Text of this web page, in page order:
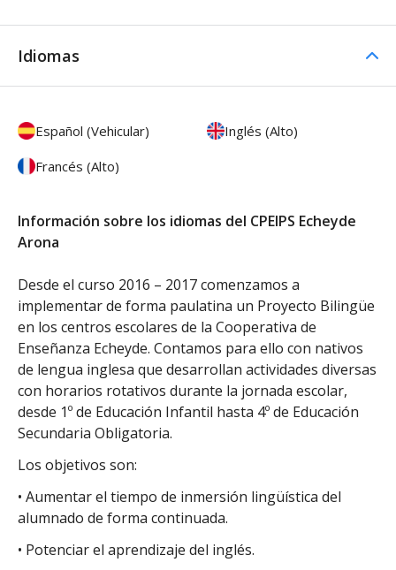
Idiomas
Español (Vehicular)
Inglés (Alto)
Francés (Alto)
Información sobre los idiomas del CPEIPS Echeyde
Arona
Desde el curso 2016 – 2017 comenzamos a
implementar de forma paulatina un Proyecto Bilingüe
en los centros escolares de la Cooperativa de
Enseñanza Echeyde. Contamos para ello con nativos
de lengua inglesa que desarrollan actividades diversas
con horarios rotativos durante la jornada escolar,
desde 1º de Educación Infantil hasta 4º de Educación
Secundaria Obligatoria.
Los objetivos son:
• Aumentar el tiempo de inmersión lingüística del
alumnado de forma continuada.
• Potenciar el aprendizaje del inglés.